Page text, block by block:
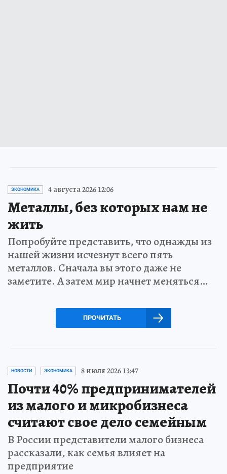
ЭКОНОМИКА 4 августа 2026 12:06
Металлы, без которых нам не
жить
Попробуйте представить, что однажды из
нашей жизни исчезнут всего пять
металлов. Сначала вы этого даже не
заметите. А затем мир начнет меняться…
ПРОЧИТАТЬ
НОВОСТИ ЭКОНОМИКА 8 июля 2026 13:47
Почти 40% предпринимателей
из малого и микробизнеса
считают свое дело семейным
В России представители малого бизнеса
рассказали, как семья влияет на
предприятие